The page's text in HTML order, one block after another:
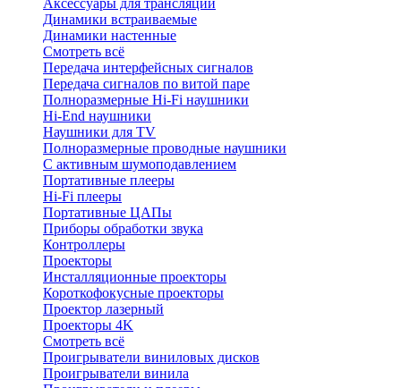
Аксессуары для трансляции
Динамики встраиваемые
Динамики настенные
Смотреть всё
Передача интерфейсных сигналов
Передача сигналов по витой паре
Полноразмерные Hi-Fi наушники
Hi-End наушники
Наушники для TV
Полноразмерные проводные наушники
С активным шумоподавлением
Портативные плееры
Hi-Fi плееры
Портативные ЦАПы
Приборы обработки звука
Контроллеры
Проекторы
Инсталляционные проекторы
Короткофокусные проекторы
Проектор лазерный
Проекторы 4K
Смотреть всё
Проигрыватели виниловых дисков
Проигрыватели винила